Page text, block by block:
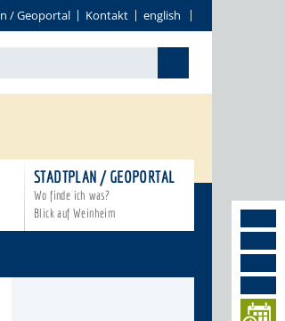
/ Geoportal Kontakt english
STADTPLAN / GEOPORTAL
Wo finde ich was?
Blick auf Weinheim